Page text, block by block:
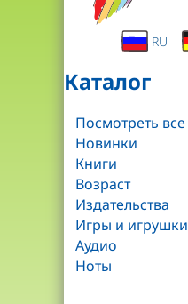
RU
Каталог
Посмотреть все
Новинки
Книги
Возраст
Издательства
Игры и игрушки
Аудио
Ноты